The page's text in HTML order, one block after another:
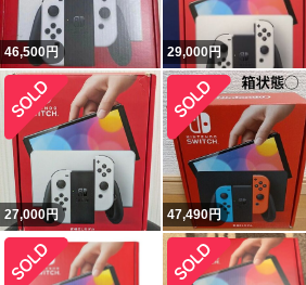
46,500円 29,000円
27,000円 47,490円